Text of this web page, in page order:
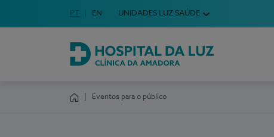
Escolha o seu idioma
Idioma em Português
PT English Language
EN UNIDADES LUZ SAÚDE
Hospital da Luz Clínica da Amadora
Eventos para o público